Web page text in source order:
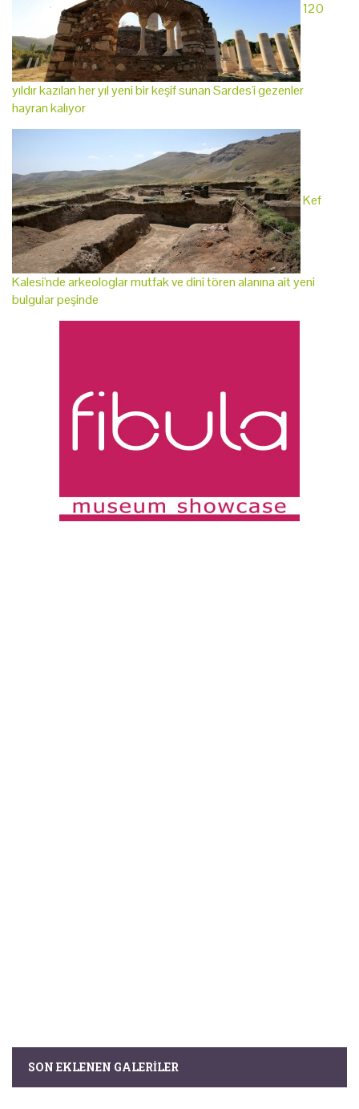
120
yıldır kazılan her yıl yeni bir keşif sunan Sardes'i gezenler
hayran kalıyor
Kef
Kalesi'nde arkeologlar mutfak ve dini tören alanına ait yeni
bulgular peşinde
SON EKLENEN GALERILER